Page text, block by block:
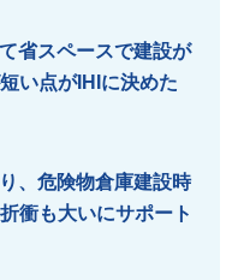
省スペースで建設が
い点がIHIに決めた
、危険物倉庫建設時
衝も大いにサポート